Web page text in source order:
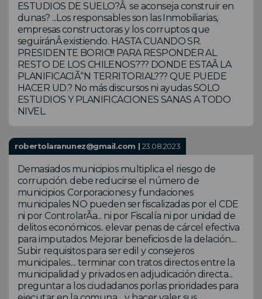
ESTUDIOS DE SUELO?Â se aconseja construir en
dunas? ...Los responsables son las Inmobiliarias,
empresas constructoras y los corruptos que
seguiránÂ existiendo. HASTA CUANDO SR.
PRESIDENTE BORIC!!! PARA RESPONDER AL
RESTO DE LOS CHILENOS??? DONDE ESTAÂ LA
PLANIFICACIÃ“N TERRITORIAL??? QUE PUEDE
HACER UD.? No más discursos ni ayudas SOLO
ESTUDIOS Y PLANIFICACIONES SANAS A TODO
NIVEL.
robertolaranunez@gmail.com | 23.08.2023
Demasiados municipios multiplica el riesgo de
corrupción. debe reducirse el número de
municipios. Corporaciones y fundaciones
municipales NO pueden ser fiscalizadas por el CDE
ni por ControlarÃa... ni por Fiscalía ni por unidad de
delitos económicos.. elevar penas de cárcel efectiva
para imputados. Mejorar beneficios de la delación....
Subir requisitos para ser edil y consejeros
municipales.... terminar con tratos directos entre la
municipalidad y privados en adjudicación directa...
preguntar a los ciudadanos porlas prioridades para